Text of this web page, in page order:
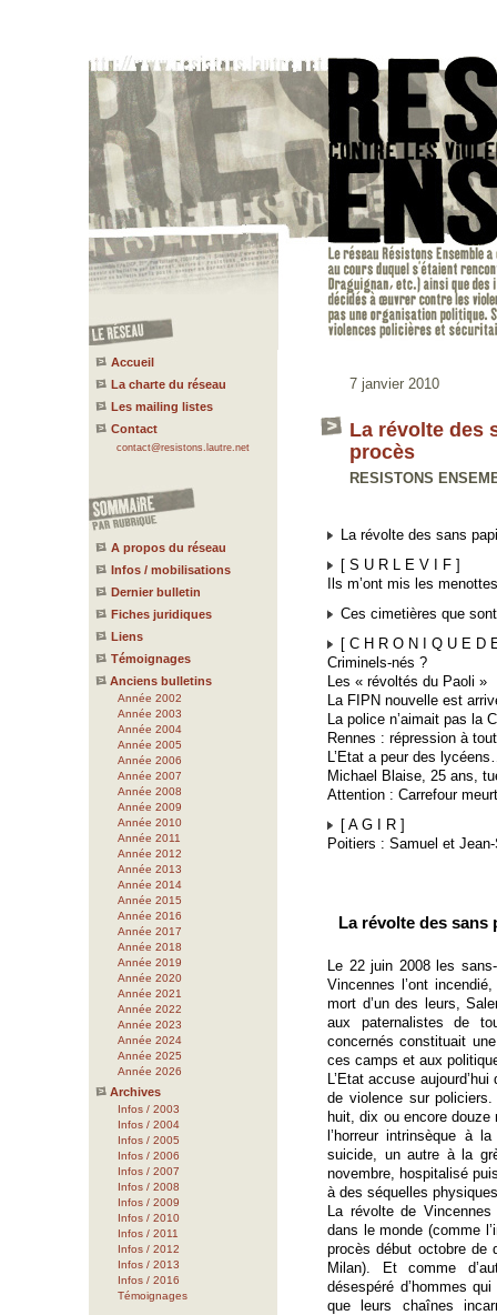
Accueil
La charte du réseau
Les mailing listes
Contact
contact@resistons.lautre.net
A propos du réseau
Infos / mobilisations
Dernier bulletin
Fiches juridiques
Liens
Témoignages
Anciens bulletins
Année 2002
Année 2003
Année 2004
Année 2005
Année 2006
Année 2007
Année 2008
Année 2009
Année 2010
Année 2011
Année 2012
Année 2013
Année 2014
Année 2015
Année 2016
Année 2017
Année 2018
Année 2019
Année 2020
Année 2021
Année 2022
Année 2023
Année 2024
Année 2025
Année 2026
Archives
Infos / 2003
Infos / 2004
Infos / 2005
Infos / 2006
Infos / 2007
Infos / 2008
Infos / 2009
Infos / 2010
Infos / 2011
Infos / 2012
Infos / 2013
Infos / 2016
Témoignages
7 janvier 2010
La révolte des
procès
RESISTONS
La révolte des sans
[ S U R L E V I F ]
Ils m’ont mis les
Ces cimetières que
[ C H R O N I Q U E D
Criminels-nés ?
Les « révoltés du Paoli »
La FIPN nouvelle est
La police n’aimait pas la
Rennes : répression à
L’Etat a peur des
Michael Blaise, 25 ans,
Attention : Carrefour
[ A G I R ]
Poitiers : Samuel et
La révolte des sans
Le 22 juin 2008 les
Vincennes l’ont
mort d’un des leurs,
aux paternalistes de
concernés constituait
ces camps et aux
L’Etat accuse
de violence sur
huit, dix ou encore
l’horreur intrinsèque à
suicide, un autre à la
novembre, hospitalisé
à des séquelles
La révolte de
dans le monde (comme
procès début octobre de
Milan). Et comme
désespéré d’hommes
que leurs chaînes